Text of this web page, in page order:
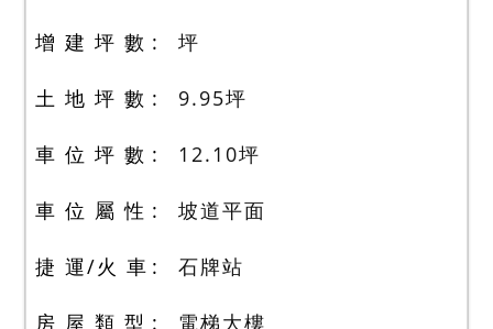
增 建 坪 數 坪
土 地 坪 數 9.95坪
車 位 坪 數 12.10坪
車 位 屬 性 坡道平面
捷 運/火 車 石牌站
房 屋 類 型 電梯大樓